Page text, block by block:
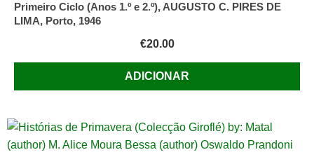
Primeiro Ciclo (Anos 1.º e 2.º), AUGUSTO C. PIRES DE
LIMA, Porto, 1946
€20.00
ADICIONAR